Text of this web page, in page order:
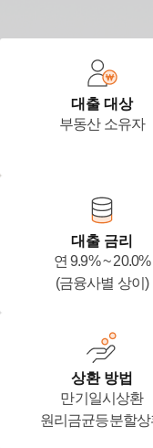
대출 대상
부동산 소유자
대출 금리
연 9.9% ~ 20.0%
(금융사별 상이)
상환 방법
만기일시상환
원리금균등분할